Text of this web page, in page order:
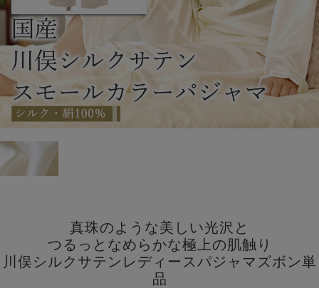
真珠のような美しい光沢と
つるっとなめらかな極上の肌触り
川俣シルクサテンレディースパジャマズボン単
品